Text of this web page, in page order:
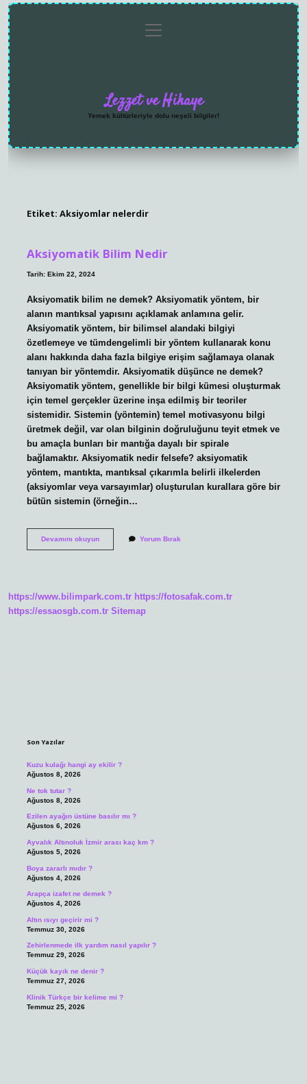
menüyü
aç
Lezzet ve Hikaye
Yemek kültürleriyle dolu neşeli bilgiler!
Etiket: Aksiyomlar nelerdir
Aksiyomatik Bilim Nedir
Tarih: Ekim 22, 2024
Aksiyomatik bilim ne demek? Aksiyomatik yöntem, bir
alanın mantıksal yapısını açıklamak anlamına gelir.
Aksiyomatik yöntem, bir bilimsel alandaki bilgiyi
özetlemeye ve tümdengelimli bir yöntem kullanarak konu
alanı hakkında daha fazla bilgiye erişim sağlamaya olanak
tanıyan bir yöntemdir. Aksiyomatik düşünce ne demek?
Aksiyomatik yöntem, genellikle bir bilgi kümesi oluşturmak
için temel gerçekler üzerine inşa edilmiş bir teoriler
sistemidir. Sistemin (yöntemin) temel motivasyonu bilgi
üretmek değil, var olan bilginin doğruluğunu teyit etmek ve
bu amaçla bunları bir mantığa dayalı bir spirale
bağlamaktır. Aksiyomatik nedir felsefe? aksiyomatik
yöntem, mantıkta, mantıksal çıkarımla belirli ilkelerden
(aksiyomlar veya varsayımlar) oluşturulan kurallara göre bir
bütün sistemin (örneğin…
Devamını okuyunAksiyomatikYorum Bırak
https://www.bilimpark.com.tr https://fotosafak.com.tr
https://essaosgb.com.tr Sitemap
Son Yazılar
Kuzu kulağı hangi ay ekilir ?
Ağustos 8, 2026
Ne tok tutar ?
Ağustos 8, 2026
Ezilen ayağın üstüne basılır mı ?
Ağustos 6, 2026
Ayvalık Altınoluk İzmir arası kaç km ?
Ağustos 5, 2026
Boya zararlı mıdır ?
Ağustos 4, 2026
Arapça izafet ne demek ?
Ağustos 4, 2026
Altın ısıyı geçirir mi ?
Temmuz 30, 2026
Zehirlenmede ilk yardım nasıl yapılır ?
Temmuz 29, 2026
Küçük kayık ne denir ?
Temmuz 27, 2026
Klinik Türkçe bir kelime mi ?
Temmuz 25, 2026